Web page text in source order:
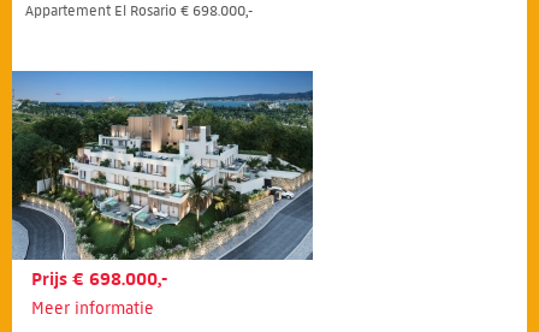
Appartement El Rosario € 698.000,-
Prijs € 698.000,-
Meer informatie